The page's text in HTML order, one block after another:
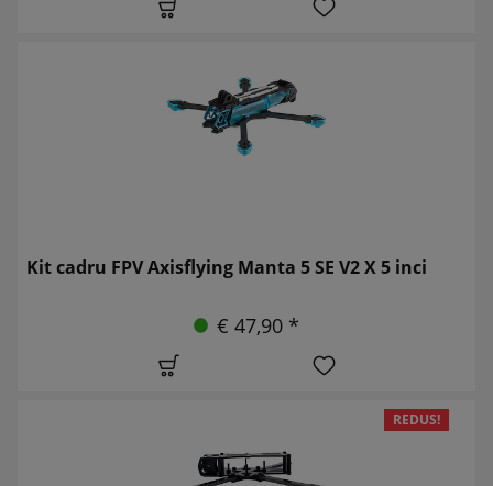
Kit cadru FPV Axisflying Manta 5 SE V2 X 5 inci
€ 47,90 *
REDUS!